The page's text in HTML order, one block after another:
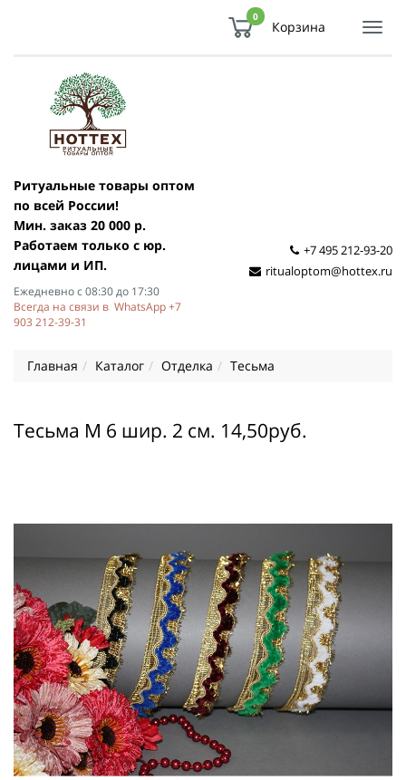
0
Корзина
Ритуальные товары оптом
по всей России!
Мин. заказ 20 000 р.
Работаем только с юр.
лицами и ИП.
Ежедневно с 08:30 до 17:30
Всегда на связи в WhatsApp +7
903 212-39-31
+7 495 212-93-20
ritualoptom@hottex.ru
Главная Каталог Отделка Тесьма
Тесьма М 6 шир. 2 см. 14,50руб.